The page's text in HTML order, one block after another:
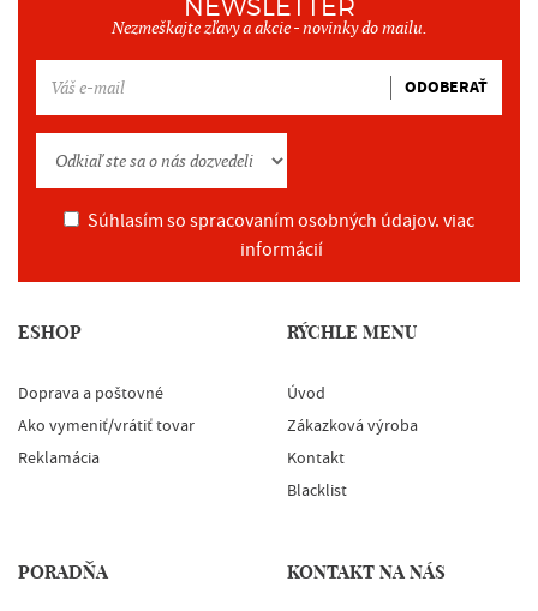
NEWSLETTER
Nezmeškajte zľavy a akcie - novinky do mailu.
ODOBERAŤ
Súhlasím so spracovaním osobných údajov. viac
informácií
ESHOP
Doprava a poštovné
Ako vymeniť/vrátiť tovar
Reklamácia
RÝCHLE MENU
Úvod
Zákazková výroba
Kontakt
Blacklist
PORADŇA KONTAKT NA NÁS